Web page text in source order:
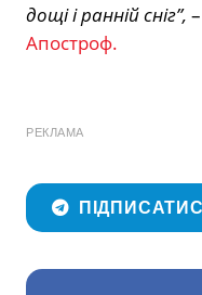
дощі і ранній сніг”,
Апостроф.
РЕКЛАМА